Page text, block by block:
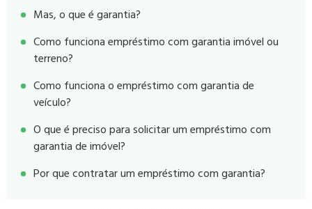
Mas, o que é garantia?
Como funciona empréstimo com garantia imóvel ou
terreno?
Como funciona o empréstimo com garantia de
veículo?
O que é preciso para solicitar um empréstimo com
garantia de imóvel?
Por que contratar um empréstimo com garantia?